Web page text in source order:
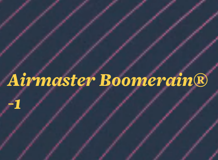
Airmaster Boomerain®
-1